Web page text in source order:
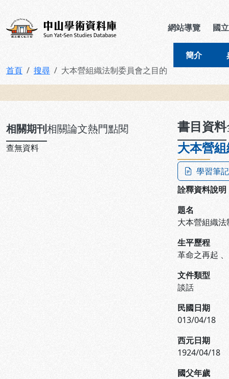
中山學術資料庫 網站導覽 國
簡介
首頁 搜尋 大本營組織法制委員會之目的
相關期刊相關論文熱門點閱
查無資料
書目資料
大本營
學習筆記
詮釋資料說明
題名
大本營組織
生平歷程
革命之再起 、
文件類型
談話
民國日期
013/04/18
西元日期
1924/04/18
國父年歲